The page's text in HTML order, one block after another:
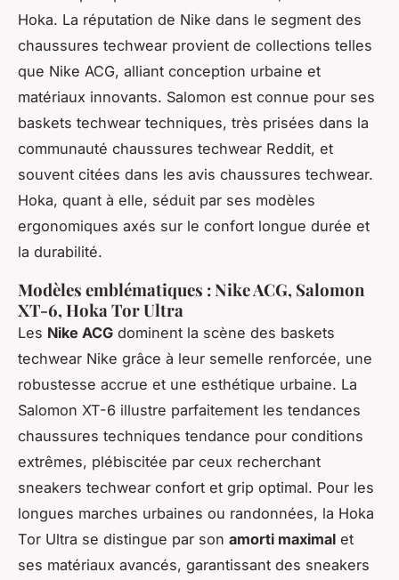
Hoka. La réputation de Nike dans le segment des
chaussures techwear provient de collections telles
que Nike ACG, alliant conception urbaine et
matériaux innovants. Salomon est connue pour ses
baskets techwear techniques, très prisées dans la
communauté chaussures techwear Reddit, et
souvent citées dans les avis chaussures techwear.
Hoka, quant à elle, séduit par ses modèles
ergonomiques axés sur le confort longue durée et
la durabilité.
Modèles emblématiques : Nike ACG, Salomon
XT-6, Hoka Tor Ultra
Les Nike ACG dominent la scène des baskets
techwear Nike grâce à leur semelle renforcée, une
robustesse accrue et une esthétique urbaine. La
Salomon XT-6 illustre parfaitement les tendances
chaussures techniques tendance pour conditions
extrêmes, plébiscitée par ceux recherchant
sneakers techwear confort et grip optimal. Pour les
longues marches urbaines ou randonnées, la Hoka
Tor Ultra se distingue par son amorti maximal et
ses matériaux avancés, garantissant des sneakers